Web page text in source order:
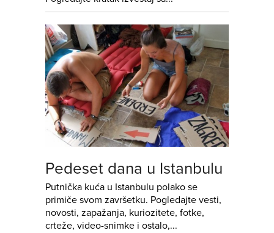
Pedeset dana u Istanbulu
Putnička kuća u Istanbulu polako se
primiče svom završetku. Pogledajte vesti,
novosti, zapažanja, kuriozitete, fotke,
crteže, video-snimke i ostalo,...